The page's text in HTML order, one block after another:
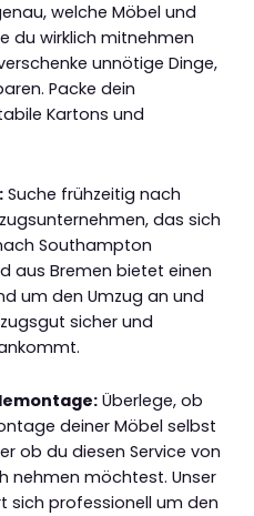
welche Möbel und
du wirklich mitnehmen
unnötige Dinge,
Packe dein
Kartons und
Suche frühzeitig nach
das sich
Southampton
aus Bremen bietet einen
um den Umzug an und
sicher und
Überlege, ob
deiner Möbel selbst
ob du diesen Service von
nehmen möchtest. Unser
sich professionell um den